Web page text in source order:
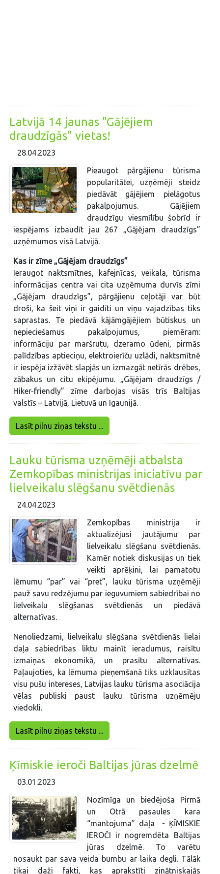
Latvijā 14 jaunas "Gājējiem
draudzīgās" vietas!
28.04.2023
Pieaugot pārgājienu tūrisma
popularitātei, uzņēmēji steidz
piedāvāt gājējiem pielāgotus
pakalpojumus. Gājējiem
draudzīgu viesmīlību šobrīd ir
iespējams izbaudīt jau 267 „Gājējam draudzīgs”
uzņēmumos visā Latvijā.
Kas ir zīme „Gājējam draudzīgs”
Ieraugot naktsmītnes, kafejnīcas, veikala, tūrisma
informācijas centra vai cita uzņēmuma durvīs zīmi
„Gājējam draudzīgs”, pārgājienu ceļotāji var būt
droši, ka šeit viņi ir gaidīti un viņu vajadzības tiks
saprastas. Te piedāvā kājāmgājējiem būtiskus un
nepieciešamus pakalpojumus, piemēram:
informāciju par maršrutu, dzeramo ūdeni, pirmās
palīdzības aptieciņu, elektroierīču uzlādi, naktsmītnē
ir iespēja izžāvēt slapjās un izmazgāt netīrās drēbes,
zābakus un citu ekipējumu. „Gājējam draudzīgs /
Hiker-friendly” zīme darbojas visās trīs Baltijas
valstīs – Latvijā, Lietuvā un Igaunijā.
Lasīt pilnu ziņas tekstu ...
Lauku tūrisma uzņēmēji atbalsta
Zemkopības ministrijas iniciatīvu par
lielveikalu slēgšanu svētdienās
24.04.2023
Zemkopības ministrija ir
aktualizējusi jautājumu par
lielveikalu slēgšanu svētdienās.
Kamēr notiek diskusijas un tiek
veikti aprēķini, lai pamatotu
lēmumu “par” vai “pret”, lauku tūrisma uzņēmēji
pauž savu redzējumu par ieguvumiem sabiedrībai no
lielveikalu slēgšanas svētdienās un piedāvā
alternatīvas.
Nenoliedzami, lielveikalu slēgšana svētdienās lielai
daļa sabiedrības liktu mainīt ieradumus, raisītu
izmaiņas ekonomikā, un prasītu alternatīvas.
Paļaujoties, ka lēmuma pieņemšanā tiks uzklausītas
visu pušu intereses, Latvijas lauku tūrisma asociācija
vēlas publiski paust lauku tūrisma uzņēmēju
viedokli.
Lasīt pilnu ziņas tekstu ...
Ķīmiskie ieroči Baltijas jūras dzelmē
03.01.2023
Nozīmīga un biedējoša Pirmā
un Otrā pasaules kara
“mantojuma” daļa - ĶĪMISKIE
IEROČI ir nogremdēta Baltijas
jūras dzelmē. To varētu
nosaukt par sava veida bumbu ar laika degli. Tālāk
tikai daži fakti, kas aprakstīti zinātniskajās